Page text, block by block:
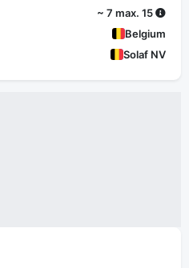
~ 7 max. 15
Belgium
Solaf NV